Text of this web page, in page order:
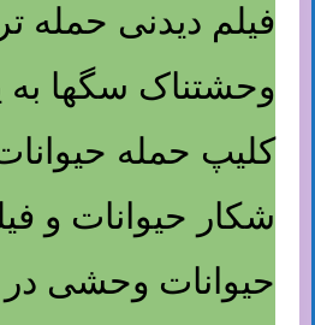
فیلم دیدنی حمله
وحشتناک سگها به
کلیپ حمله
شکار حیوانات و
حیوانات وحشی